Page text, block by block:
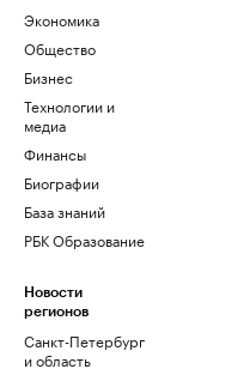
Экономика
Общество
Бизнес
Технологии и
медиа
Финансы
Биографии
База знаний
РБК Образование
Новости
регионов
Санкт-Петербург
и область